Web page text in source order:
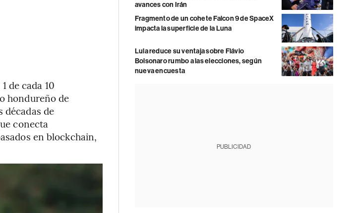
de cada 10
hondureño de
de
conecta
en blockchain,
avances con Irán
Fragmento de un cohete Falcon 9 de SpaceX
impacta la superficie de la Luna
Lula reduce su ventaja sobre Flávio
Bolsonaro rumbo a las elecciones, según
nueva encuesta
PUBLICIDAD